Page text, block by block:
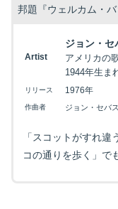
邦題『ウェルカム・バ
Artist
ジョン・セ
アメリカの
1944年生ま
リリース 1976年
作曲者 ジョン・セバ
「スコットがすれ
コの通りを歩く」で